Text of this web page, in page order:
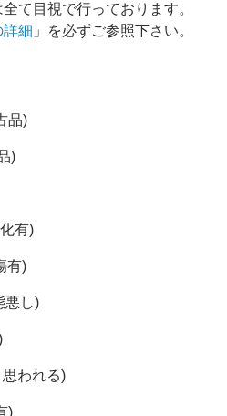
て目視で行っております。
詳細 」を必ずご参照下さい。
品)
)
有)
有)
悪し)
われる)
)